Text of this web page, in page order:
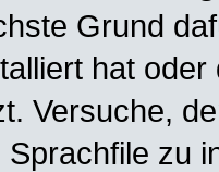
Grund
hat
Versuche,
zu